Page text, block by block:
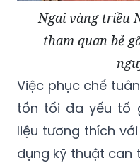
Ngai vàng triều
tham quan bẻ
Việc phục chế
tồn tối đa yếu tố
liệu tương thích
dụng kỹ thuật can